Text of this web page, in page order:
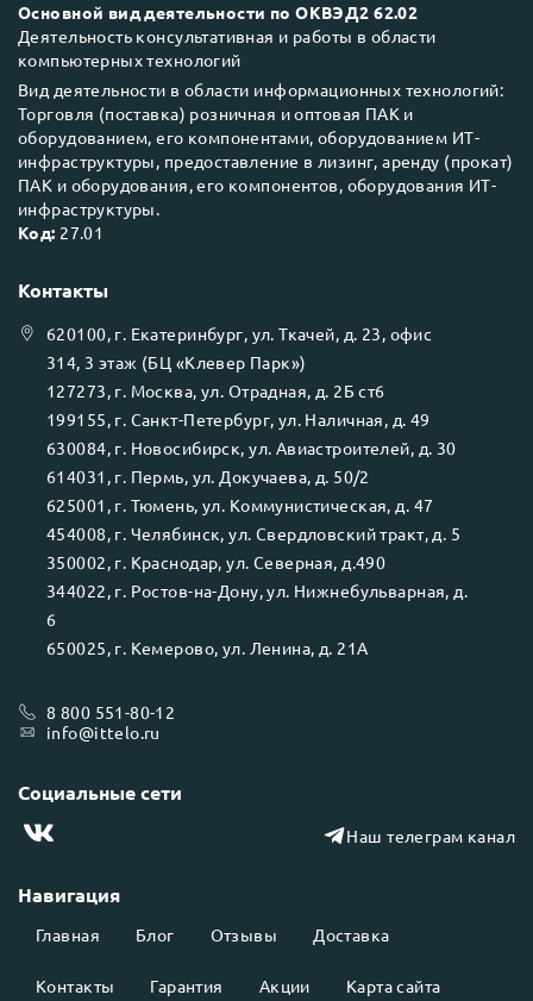
Основной вид деятельности по ОКВЭД2 62.02
Деятельность консультативная и работы в области
компьютерных технологий
Вид деятельности в области информационных технологий:
Торговля (поставка) розничная и оптовая ПАК и
оборудованием, его компонентами, оборудованием ИТ-
инфраструктуры, предоставление в лизинг, аренду (прокат)
ПАК и оборудования, его компонентов, оборудования ИТ-
инфраструктуры.
Код: 27.01
Навигация
Главная Блог Отзывы Доставка
Контакты Гарантия Акции Карта сайта
Контакты
620100, г. Екатеринбург, ул.Ткачей, д. 23, офис
314, 3 этаж (БЦ «Клевер Парк»)
127273, г. Москва, ул. Отрадная, д. 2Б ст6
199155, г. Санкт-Петербург, ул. Наличная, д. 49
630084, г. Новосибирск, ул. Авиастроителей, д. 30
614031 , г. Пермь, ул. Докучаева, д. 50/2
625001 , г. Тюмень, ул. Коммунистическая, д. 47
454008, г. Челябинск, ул. Свердловский тракт, д. 5
350002, г. Краснодар, ул. Северная, д.490
344022, г. Ростов-на-Дону, ул. Нижнебульварная, д.
6
650025, г. Кемерово, ул. Ленина, д. 21А
8 800 551-80-12
info@ittelo.ru
Социальные сети
Наш телеграм канал